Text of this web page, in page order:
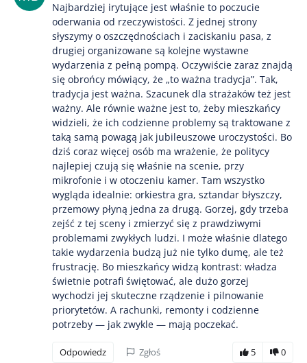
Najbardziej irytujące jest właśnie to poczucie
oderwania od rzeczywistości. Z jednej strony
słyszymy o oszczędnościach i zaciskaniu pasa, z
drugiej organizowane są kolejne wystawne
wydarzenia z pełną pompą. Oczywiście zaraz znajdą
się obrońcy mówiący, że „to ważna tradycja”. Tak,
tradycja jest ważna. Szacunek dla strażaków też jest
ważny. Ale równie ważne jest to, żeby mieszkańcy
widzieli, że ich codzienne problemy są traktowane z
taką samą powagą jak jubileuszowe uroczystości. Bo
dziś coraz więcej osób ma wrażenie, że politycy
najlepiej czują się właśnie na scenie, przy
mikrofonie i w otoczeniu kamer. Tam wszystko
wygląda idealnie: orkiestra gra, sztandar błyszczy,
przemowy płyną jedna za drugą. Gorzej, gdy trzeba
zejść z tej sceny i zmierzyć się z prawdziwymi
problemami zwykłych ludzi. I może właśnie dlatego
takie wydarzenia budzą już nie tylko dumę, ale też
frustrację. Bo mieszkańcy widzą kontrast: władza
świetnie potrafi świętować, ale dużo gorzej
wychodzi jej skuteczne rządzenie i pilnowanie
priorytetów. A rachunki, remonty i codzienne
potrzeby — jak zwykle — mają poczekać.
Odpowiedz Zgłoś 5 0